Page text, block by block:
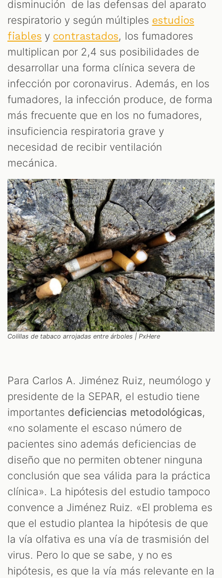
disminución de las defensas del aparato
respiratorio y según múltiples estudios
fiables y contrastados, los fumadores
multiplican por 2,4 sus posibilidades de
desarrollar una forma clínica severa de
infección por coronavirus. Además, en los
fumadores, la infección produce, de forma
más frecuente que en los no fumadores,
insuficiencia respiratoria grave y
necesidad de recibir ventilación
mecánica.
Colillas de tabaco arrojadas entre árboles | PxHere
Para Carlos A. Jiménez Ruiz, neumólogo y
presidente de la SEPAR, el estudio tiene
importantes deficiencias metodológicas,
«no solamente el escaso número de
pacientes sino además deficiencias de
diseño que no permiten obtener ninguna
conclusión que sea válida para la práctica
clínica». La hipótesis del estudio tampoco
convence a Jiménez Ruiz. «El problema es
que el estudio plantea la hipótesis de que
la vía olfativa es una vía de trasmisión del
virus. Pero lo que se sabe, y no es
hipótesis, es que la vía más relevante en la